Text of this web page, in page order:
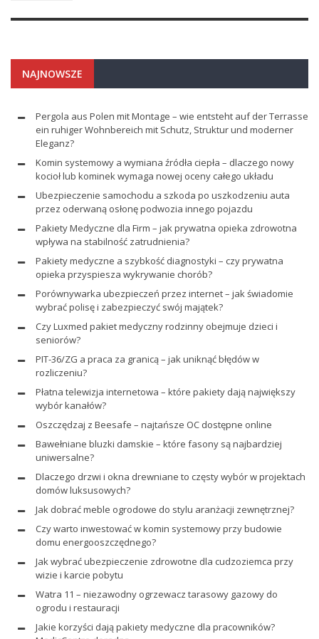
NAJNOWSZE
Pergola aus Polen mit Montage – wie entsteht auf der Terrasse
ein ruhiger Wohnbereich mit Schutz, Struktur und moderner
Eleganz?
Komin systemowy a wymiana źródła ciepła – dlaczego nowy
kocioł lub kominek wymaga nowej oceny całego układu
Ubezpieczenie samochodu a szkoda po uszkodzeniu auta
przez oderwaną osłonę podwozia innego pojazdu
Pakiety Medyczne dla Firm – jak prywatna opieka zdrowotna
wpływa na stabilność zatrudnienia?
Pakiety medyczne a szybkość diagnostyki – czy prywatna
opieka przyspiesza wykrywanie chorób?
Porównywarka ubezpieczeń przez internet – jak świadomie
wybrać polisę i zabezpieczyć swój majątek?
Czy Luxmed pakiet medyczny rodzinny obejmuje dzieci i
seniorów?
PIT-36/ZG a praca za granicą – jak uniknąć błędów w
rozliczeniu?
Płatna telewizja internetowa – które pakiety dają największy
wybór kanałów?
Oszczędzaj z Beesafe – najtańsze OC dostępne online
Bawełniane bluzki damskie – które fasony są najbardziej
uniwersalne?
Dlaczego drzwi i okna drewniane to częsty wybór w projektach
domów luksusowych?
Jak dobrać meble ogrodowe do stylu aranżacji zewnętrznej?
Czy warto inwestować w komin systemowy przy budowie
domu energooszczędnego?
Jak wybrać ubezpieczenie zdrowotne dla cudzoziemca przy
wizie i karcie pobytu
Watra 11 – niezawodny ogrzewacz tarasowy gazowy do
ogrodu i restauracji
Jakie korzyści dają pakiety medyczne dla pracowników?